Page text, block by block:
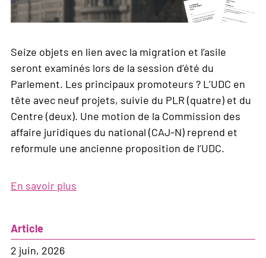
Seize objets en lien avec la migration et l’asile
seront examinés lors de la session d’été du
Parlement. Les principaux promoteurs ? L’UDC en
tête avec neuf projets, suivie du PLR (quatre) et du
Centre (deux). Une motion de la Commission des
affaire juridiques du national (CAJ-N) reprend et
reformule une ancienne proposition de l’UDC.
En savoir plus
Article
2 juin, 2026